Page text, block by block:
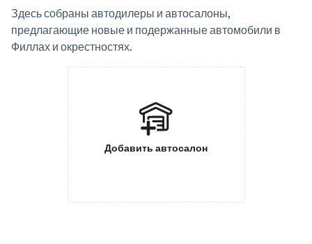
Здесь собраны автодилеры и автосалоны,
предлагающие новые и подержанные автомобили в
Филлах и окрестностях.
Добавить автосалон